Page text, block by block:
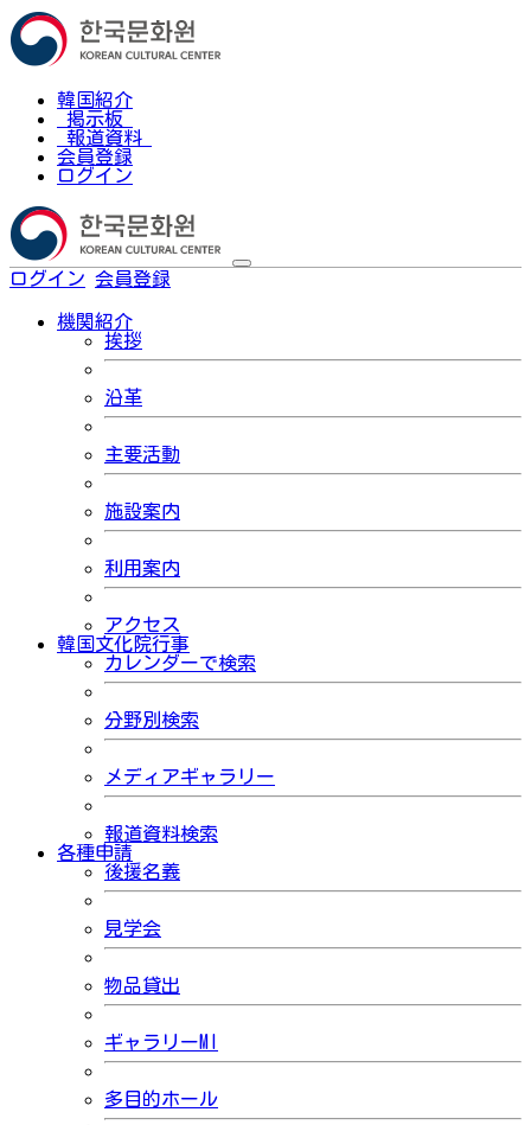
韓国紹介
掲示板
報道資料
会員登録
ログイン
ログイン 会員登録
機関紹介
挨拶
沿革
主要活動
施設案内
利用案内
アクセス
韓国文化院行事
カレンダーで検索
分野別検索
メディアギャラリー
報道資料検索
各種申請
後援名義
見学会
物品貸出
ギャラリーMI
多目的ホール